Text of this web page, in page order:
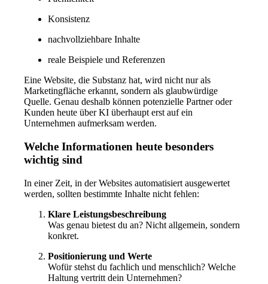
Konsistenz
nachvollziehbare Inhalte
reale Beispiele und Referenzen
Eine Website, die Substanz hat, wird nicht nur als
Marketingfläche erkannt, sondern als glaubwürdige
Quelle. Genau deshalb können potenzielle Partner oder
Kunden heute über KI überhaupt erst auf ein
Unternehmen aufmerksam werden.
Welche Informationen heute besonders
wichtig sind
In einer Zeit, in der Websites automatisiert ausgewertet
werden, sollten bestimmte Inhalte nicht fehlen:
Klare Leistungsbeschreibung
Was genau bietest du an? Nicht allgemein, sondern
konkret.
Positionierung und Werte
Wofür stehst du fachlich und menschlich? Welche
Haltung vertritt dein Unternehmen?